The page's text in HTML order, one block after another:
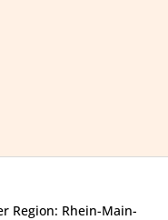
Region: Rhein-Main-